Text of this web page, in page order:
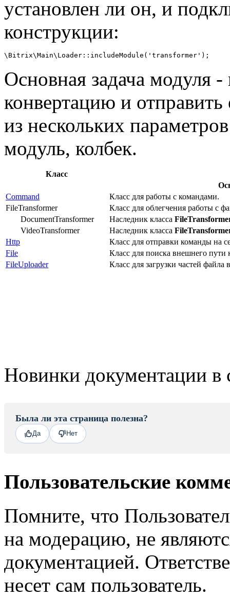
установлен ли он, и
конструкции:
Основная задача модуля
конвертацию и отправить
из нескольких
модуль, колбек.
Класс
Command
Класс для работы с командами.
FileTransformer
Класс для облегчения работы с
DocumentTransformer
Наследник класса
VideoTransformer
Наследник класса
Http
Класс для отправки команды на
File
Класс для поиска внешнего пути
FileUploader
Класс для загрузки частей
Новинки документации в
Была ли эта страница полезна?
Да Нет
Пользовательские
Помните, что
на модерацию, не
документацией.
несет сам пользователь.